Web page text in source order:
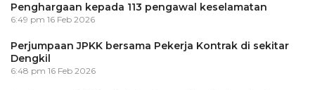
Penghargaan kepada 113 pengawal keselamatan
6:49 pm 16 Feb 2026
Perjumpaan JPKK bersama Pekerja Kontrak di sekitar
Dengkil
6:48 pm 16 Feb 2026